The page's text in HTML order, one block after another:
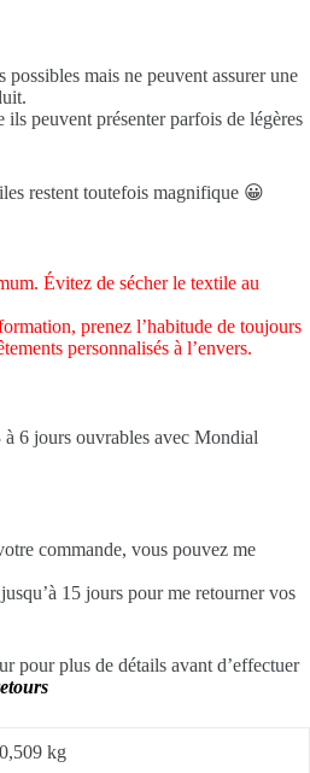
mais ne peuvent assurer une
ils peuvent présenter parfois de légères
restent toutefois magnifique 😀
Évitez de sécher le textile au
prenez l’habitude de toujours
personnalisés à l’envers.
6 jours ouvrables avec Mondial
commande, vous pouvez me
15 jours pour me retourner vos
pour plus de détails avant d’effectuer
0,509 kg